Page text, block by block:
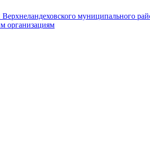
муниципального
организациям